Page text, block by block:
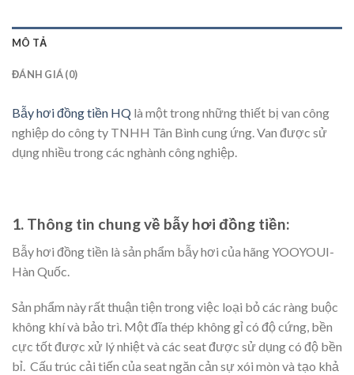
MÔ TẢ
ĐÁNH GIÁ (0)
Bẫy hơi đồng tiền HQ là một trong những thiết bị van công
nghiệp do công ty TNHH Tân Bình cung ứng. Van được sử
dụng nhiều trong các nghành công nghiệp.
1. Thông tin chung về bẫy hơi đồng tiền:
Bẫy hơi đồng tiền là sản phẩm bẫy hơi của hãng YOOYOUI-
Hàn Quốc.
Sản phẩm này rất thuận tiện trong việc loại bỏ các ràng buộc
không khí và bảo trì. Một đĩa thép không gỉ có độ cứng, bền
cực tốt được xử lý nhiệt và các seat được sử dụng có độ bền
bỉ. Cấu trúc cải tiến của seat ngăn cản sự xói mòn và tạo khả